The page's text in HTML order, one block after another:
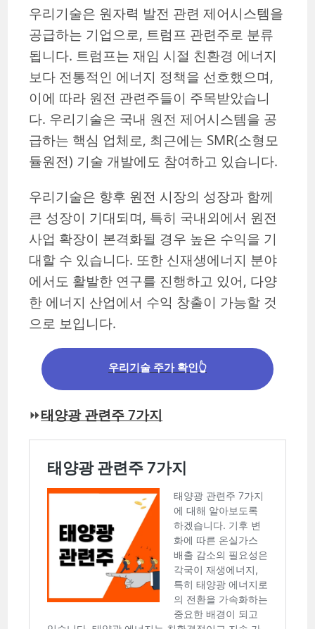
우리기술은 원자력 발전 관련 제어시스템을
공급하는 기업으로, 트럼프 관련주로 분류
됩니다. 트럼프는 재임 시절 친환경 에너지
보다 전통적인 에너지 정책을 선호했으며,
이에 따라 원전 관련주들이 주목받았습니
다. 우리기술은 국내 원전 제어시스템을 공
급하는 핵심 업체로, 최근에는 SMR(소형모
듈원전) 기술 개발에도 참여하고 있습니다.
우리기술은 향후 원전 시장의 성장과 함께
큰 성장이 기대되며, 특히 국내외에서 원전
사업 확장이 본격화될 경우 높은 수익을 기
대할 수 있습니다. 또한 신재생에너지 분야
에서도 활발한 연구를 진행하고 있어, 다양
한 에너지 산업에서 수익 창출이 가능할 것
으로 보입니다.
우리기술 주가 확인👆
⏩태양광 관련주 7가지